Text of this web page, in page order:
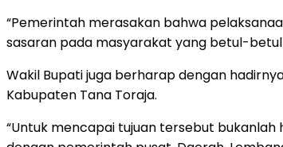
“Pemerintah merasakan bahwa
sasaran pada masyarakat yang betul-
Wakil Bupati juga berharap dengan
Kabupaten Tana Toraja.
“Untuk mencapai tujuan tersebut